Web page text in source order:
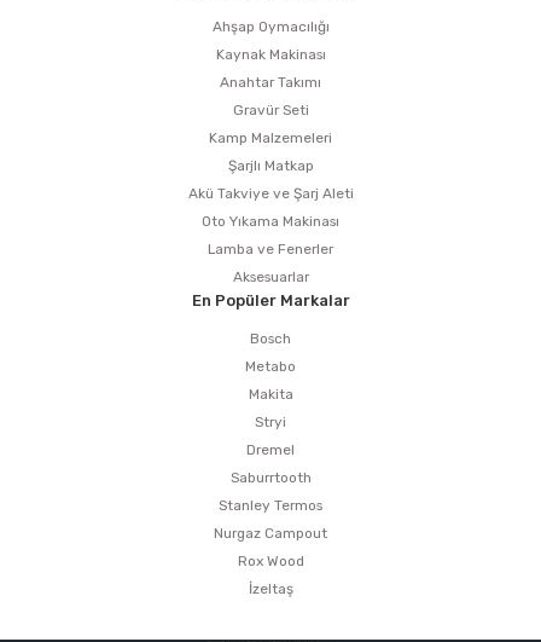
Ahşap Oymacılığı
Kaynak Makinası
Anahtar Takımı
Gravür Seti
Kamp Malzemeleri
Şarjlı Matkap
Akü Takviye ve Şarj Aleti
Oto Yıkama Makinası
Lamba ve Fenerler
Aksesuarlar
En Popüler Markalar
Bosch
Metabo
Makita
Stryi
Dremel
Saburrtooth
Stanley Termos
Nurgaz Campout
Rox Wood
İzeltaş